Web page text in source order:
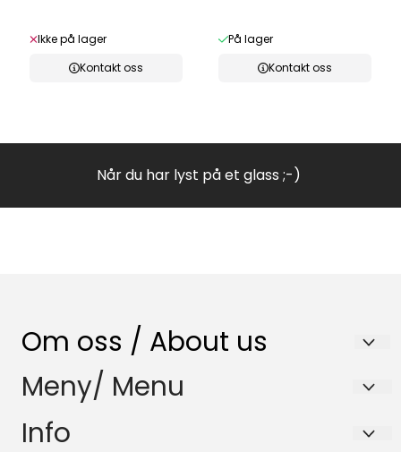
Ikke på lager
Kontakt oss
På lager
Kontakt oss
Når du har lyst på et glass ;-)
Om oss / About us
Nenset Glassverksted AS
Trommedalsvegen 223
3735 Skien
Meny/ Menu
Salgsbetingelser
Info